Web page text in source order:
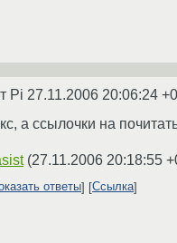
Pi 27.11.2006 20:06:24
а ссылочки на
(27.11.2006 20:18:55
ответы
Ссылка